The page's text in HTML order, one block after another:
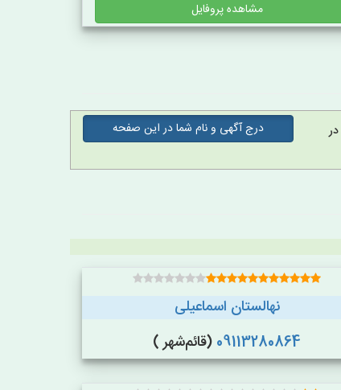
مشاهده پروفایل
در
درج آگهی و نام شما در این صفحه
نهالستان اسماعیلی
09113280864 (قائم‌شهر )